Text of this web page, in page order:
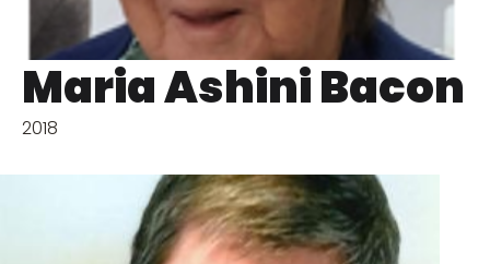
Maria Ashini Bacon
2018